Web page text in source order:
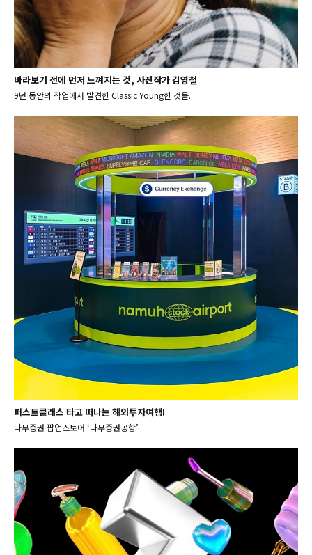
바라보기 전에 먼저 느껴지는 것, 사진작가 김영철
9년 동안의 작업에서 발견한 Classic Young한 것들.
퍼스트클래스 타고 떠나는 해외투자여행!
나무증권 팝업스토어 ‘나무증권공항’